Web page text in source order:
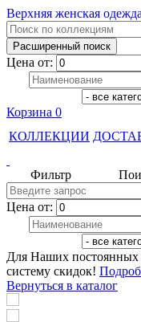
Верхняя женская одежда
Цена от:
Корзина 0
КОЛЛЕКЦИИ
Фильтр
Цена от:
Для Наших
систему скидок!
Вернуться в каталог